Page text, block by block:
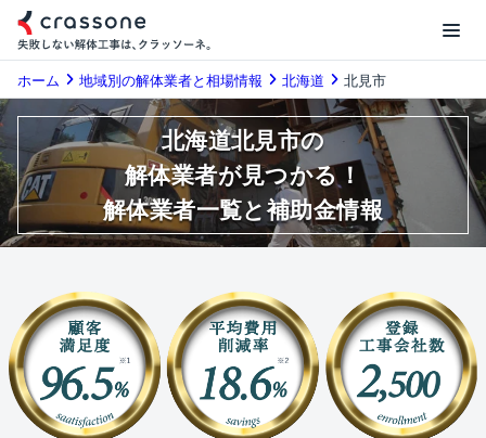
ホーム 地域別の解体業者と相場情報 北海道 北見市
北海道北見市の
解体業者が見つかる！
解体業者一覧と補助金情報